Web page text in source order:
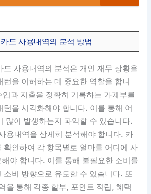
드 사용내역의 분석 방법
드 사용내역의 분석은 개인 재무 상황을
턴을 이해하는 데 중요한 역할을 합니
입과 지출을 정확히 기록하는 가계부를
턴을 시각화해야 합니다. 이를 통해 어
많이 발생하는지 파악할 수 있습니다.
용내역을 상세히 분석해야 합니다. 카
확인하여 각 항목별로 얼마를 어디에 사
야 합니다. 이를 통해 불필요한 소비를
소비 방향으로 유도할 수 있습니다. 또
을 통해 각종 할부, 포인트 적립, 혜택